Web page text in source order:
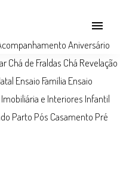
menu
Aniversário
Chá de Fraldas Chá Revelação
Ensaio Família Ensaio
e Interiores Infantil
Parto Pós Casamento Pré